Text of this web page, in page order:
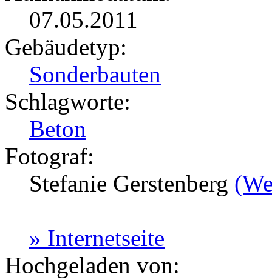
07.05.2011
Gebäudetyp:
Sonderbauten
Schlagworte:
Beton
Fotograf:
Stefanie Gerstenberg
» Internetseite
Hochgeladen von: